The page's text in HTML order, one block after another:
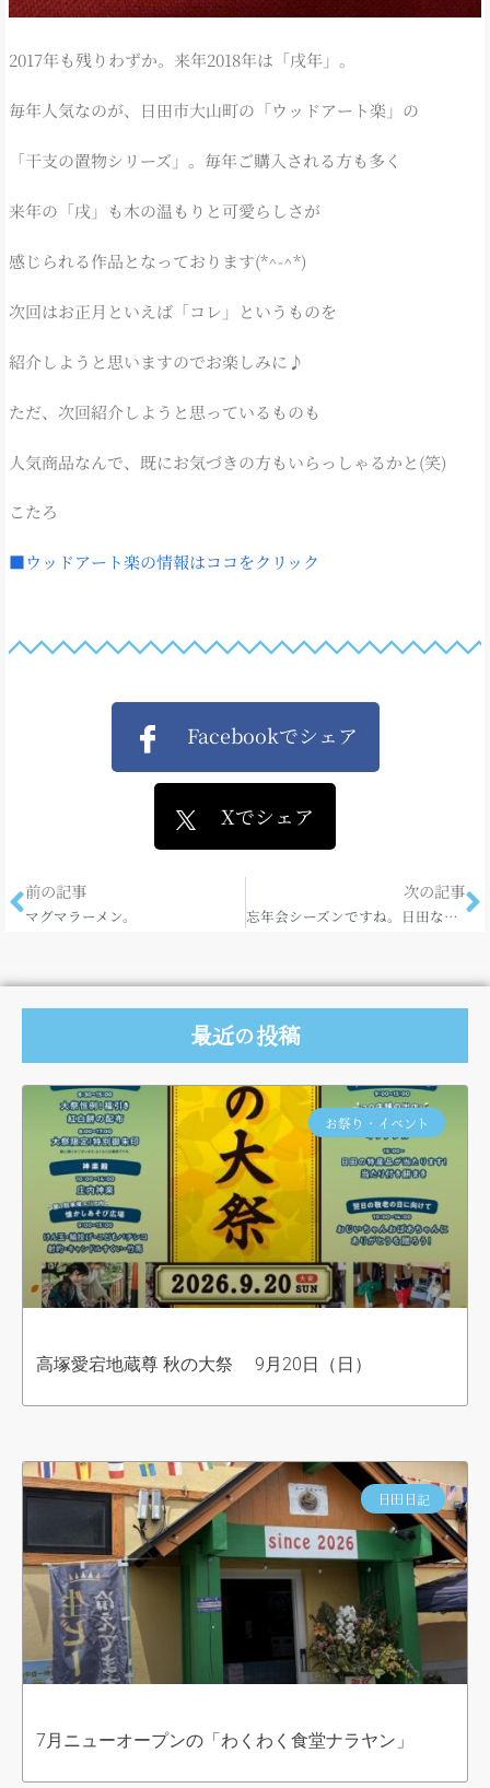
2017年も残りわずか。来年2018年は「戌年」。
毎年人気なのが、日田市大山町の「ウッドアート楽」の
「干支の置物シリーズ」。毎年ご購入される方も多く
来年の「戌」も木の温もりと可愛らしさが
感じられる作品となっております(*^-^*)
次回はお正月といえば「コレ」というものを
紹介しようと思いますのでお楽しみに♪
ただ、次回紹介しようと思っているものも
人気商品なんで、既にお気づきの方もいらっしゃるかと(笑)
こたろ
■ウッドアート楽の情報はココをクリック
Facebookでシェア
Xでシェア
前の記事
マグマラーメン。
次の記事
忘年会シーズンですね。日田ならではのお酒で乾杯☆
最近の投稿
お祭り・イベント
高塚愛宕地蔵尊 秋の大祭 9月20日（日）
日田日記
7月ニューオープンの「わくわく食堂ナラヤン」